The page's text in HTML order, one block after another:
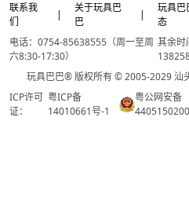
联系我
们
|
关于玩具巴
巴
|
玩具巴
态
电话：0754-85638555（周一至周
六8:30-17:30）
其余时
玩具巴巴® 版权所有 © 2005-2029 汕
ICP许可
证：
粤ICP备
14010661号-1
粤公网安备